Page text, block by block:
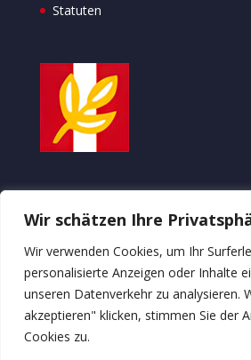
Wir schätzen Ihre
Wir verwenden Cookies, um Ihr
personalisierte Anzeigen oder Inhalte
unseren Datenverkehr zu analysieren.
akzeptieren" klicken, stimmen Sie der
Cookies zu.
Statuten
KULTURVEREINIGUNG
gemeinsam Zukunft gestalten